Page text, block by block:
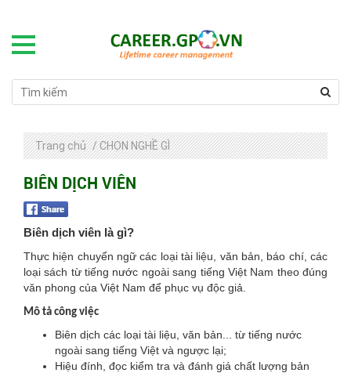
Trang chủ / CHỌN NGHỀ GÌ
BIÊN DỊCH VIÊN
Biên dịch viên là gì?
Thực hiện chuyển ngữ các loại tài liệu, văn bản, báo chí, các
loại sách từ tiếng nước ngoài sang tiếng Việt Nam theo đúng
văn phong của Việt Nam để phục vụ độc giả.
Mô tả công việc
Biên dịch các loại tài liệu, văn bản... từ tiếng nước
ngoài sang tiếng Việt và ngược lại;
Hiệu đính, đọc kiểm tra và đánh giá chất lượng bản